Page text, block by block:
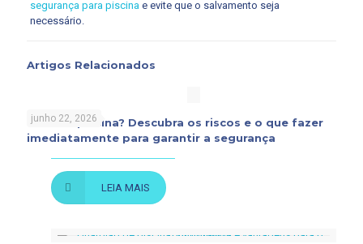
segurança para piscinae evite que o salvamento seja
necessário.
Artigos Relacionados
junho 22, 2026
Rato na piscina? Descubra os riscos e o que fazer
imediatamente para garantir a segurança
LEIA MAIS